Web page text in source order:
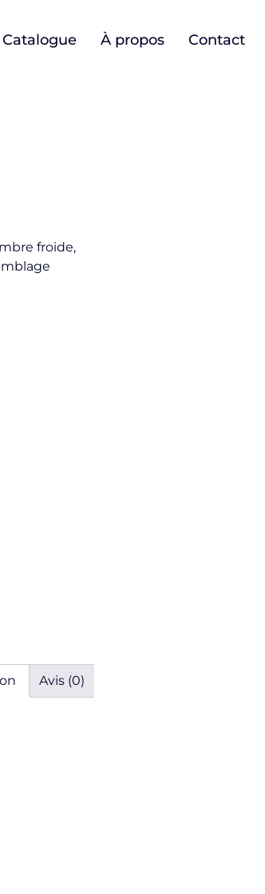
Catalogue À propos Contact
froide,
Avis (0)